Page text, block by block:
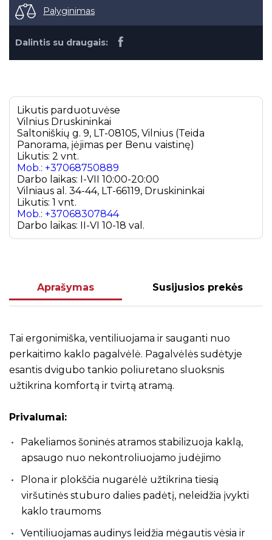
Palyginimas
Dalintis su draugais:
Likutis parduotuvėse
Vilnius Druskininkai
Saltoniškių g. 9, LT-08105, Vilnius (Teida
Panorama, įėjimas per Benu vaistinę)
Likutis: 2 vnt.
Mob.: +37068750889
Darbo laikas: I-VII 10:00-20:00
Vilniaus al. 34-44, LT-66119, Druskininkai
Likutis: 1 vnt.
Mob.: +37068307844
Darbo laikas: II-VI 10-18 val.
Aprašymas Susijusios prekės
Tai ergonimiška, ventiliuojama ir sauganti nuo
perkaitimo kaklo pagalvėlė. Pagalvėlės sudėtyje
esantis dvigubo tankio poliuretano sluoksnis
užtikrina komfortą ir tvirtą atramą.
Privalumai:
Pakeliamos šoninės atramos stabilizuoja kaklą,
apsaugo nuo nekontroliuojamo judėjimo
Plona ir plokščia nugarėlė užtikrina tiesią
viršutinės stuburo dalies padėtį, neleidžia įvykti
kaklo traumoms
Ventiliuojamas audinys leidžia mėgautis vėsia ir